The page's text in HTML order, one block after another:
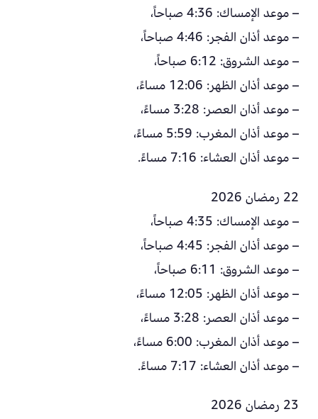
– موعد الإمساك: 4:36 صباحاً،
– موعد أذان الفجر: 4:46 صباحاً،
– موعد الشروق: 6:12 صباحاً،
– موعد أذان الظهر: 12:06 مساءً،
– موعد أذان العصر: 3:28 مساءً،
– موعد أذان المغرب: 5:59 مساءً،
– موعد أذان العشاء: 7:16 مساءً.
22 رمضان 2026
– موعد الإمساك: 4:35 صباحاً،
– موعد أذان الفجر: 4:45 صباحاً،
– موعد الشروق: 6:11 صباحاً،
– موعد أذان الظهر: 12:05 مساءً،
– موعد أذان العصر: 3:28 مساءً،
– موعد أذان المغرب: 6:00 مساءً،
– موعد أذان العشاء: 7:17 مساءً.
23 رمضان 2026